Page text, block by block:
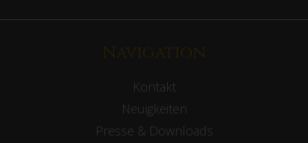
Navigation
Kontakt
Neuigkeiten
Presse & Downloads